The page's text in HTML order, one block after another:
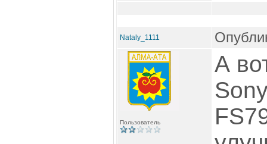
Nataly_1111
Пользователь
А